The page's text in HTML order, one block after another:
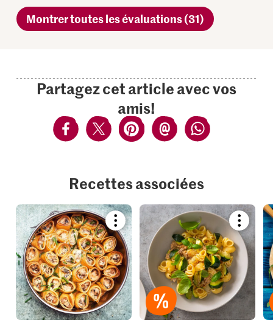
Montrer toutes les évaluations (31)
Partagez cet article avec vos
amis!
Recettes associées
Bookmark
recipe
or
add
it
to
your
collections.
recipe
or
add
it
your